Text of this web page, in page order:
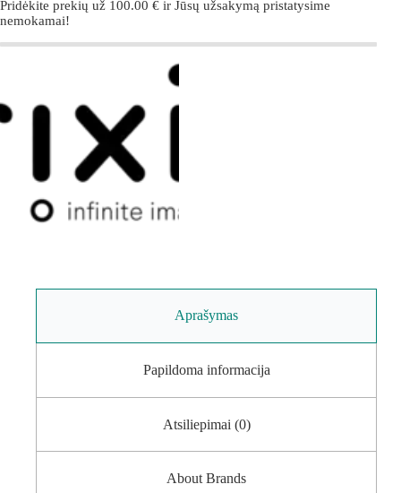
Pridėkite prekių už 100.00 € ir Jūsų užsakymą pristatysime
nemokamai!
Aprašymas
Papildoma informacija
Atsiliepimai (0)
About Brands